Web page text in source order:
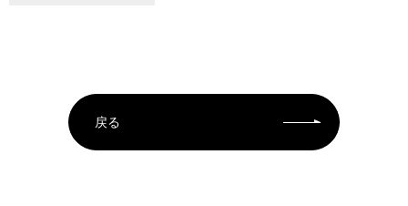
戻る